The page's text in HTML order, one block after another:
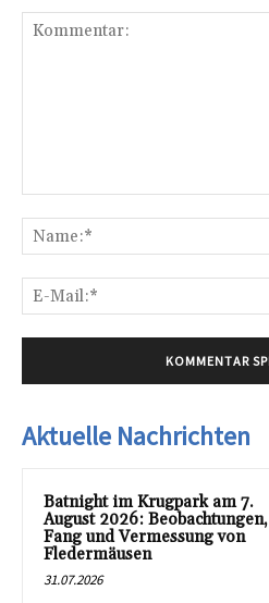
Aktuelle Nachrichten
Batnight im Krugpark am 7.
August 2026: Beobachtungen,
Fang und Vermessung von
Fledermäusen
31.07.2026